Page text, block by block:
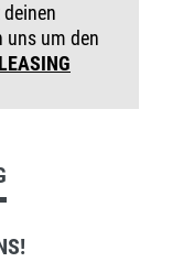
uns um den